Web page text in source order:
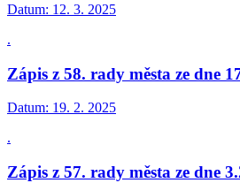
Datum: 12. 3. 2025
.
Zápis z 58. rady města ze dne
Datum: 19. 2. 2025
.
Zápis z 57. rady města ze dne